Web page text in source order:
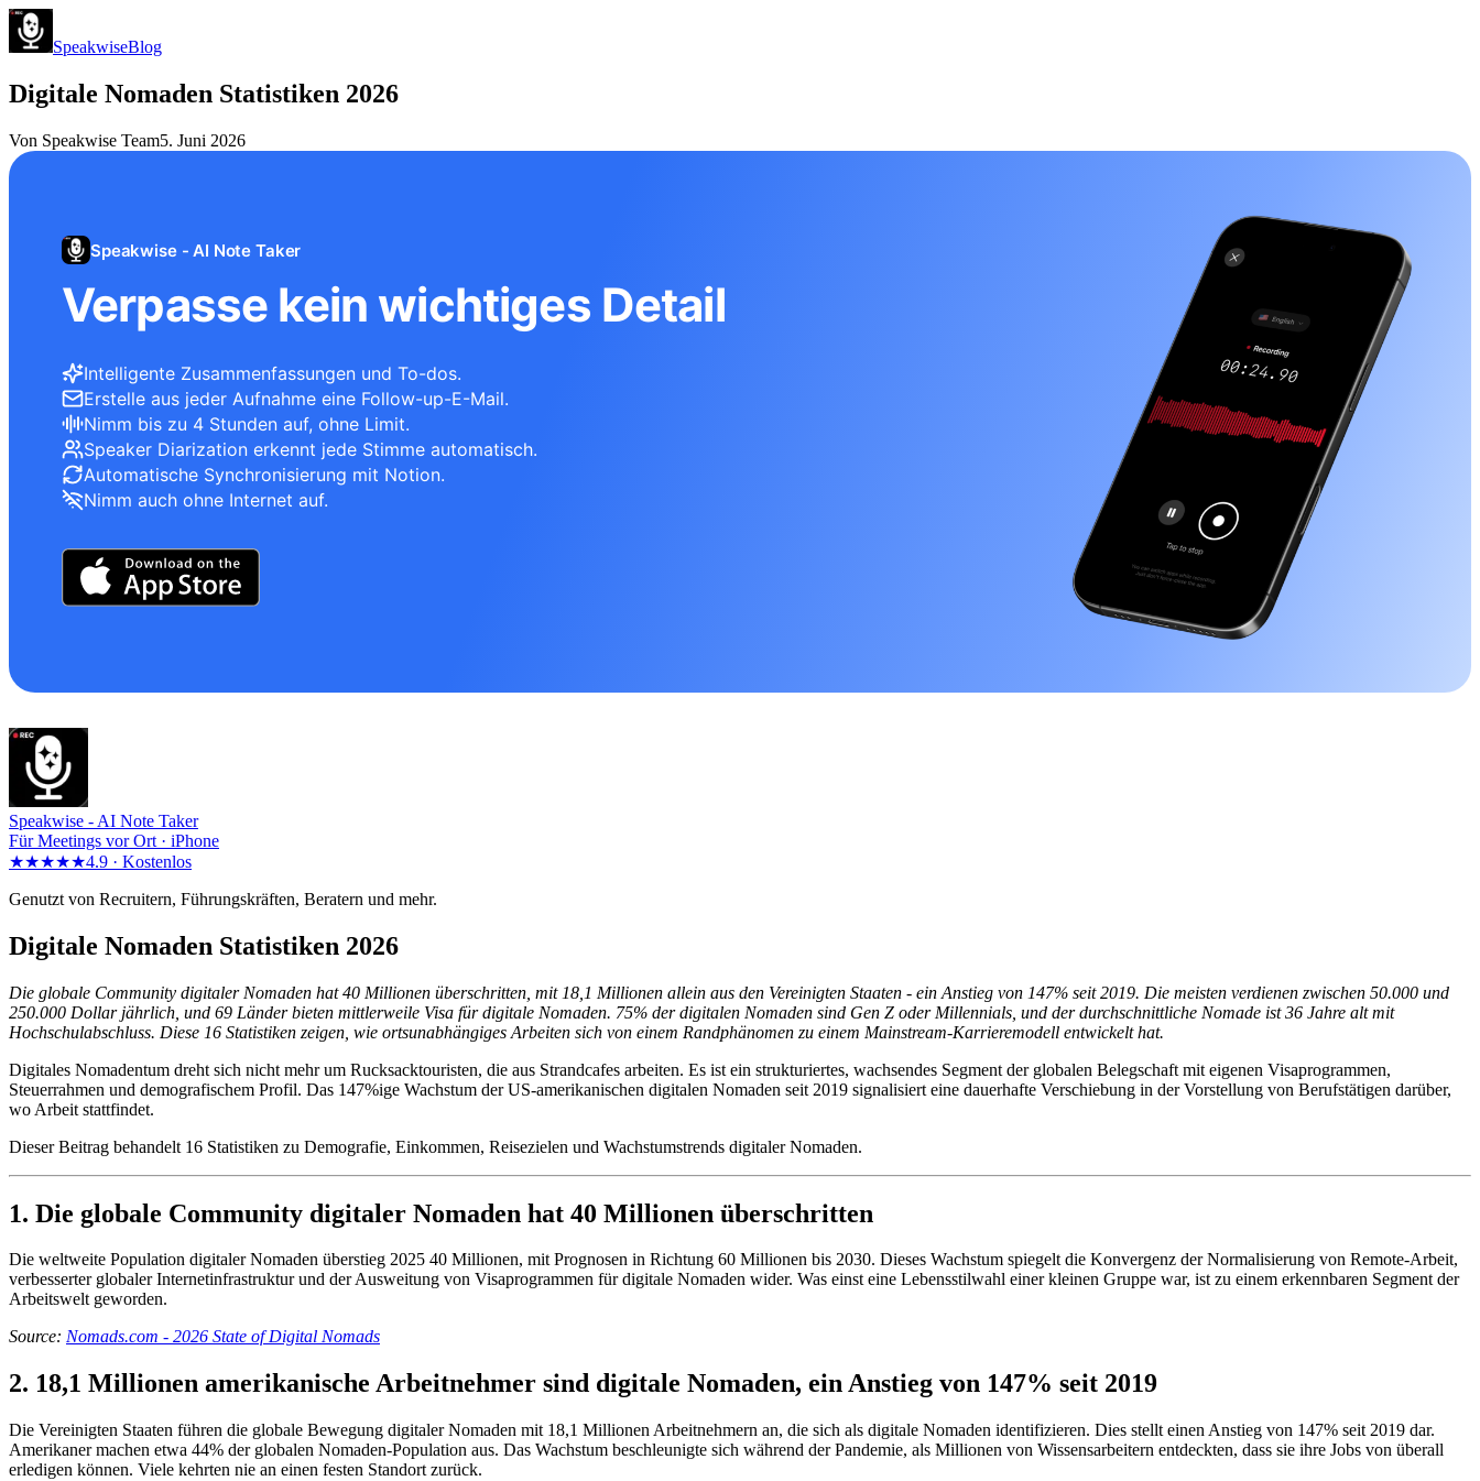
SpeakwiseBlog
Digitale Nomaden Statistiken 2026
Von Speakwise Team5. Juni 2026
Speakwise - AI Note Taker
Verpasse kein wichtiges Detail
Intelligente Zusammenfassungen und To-dos.
Erstelle aus jeder Aufnahme eine Follow-up-E-Mail.
Nimm bis zu 4 Stunden auf, ohne Limit.
Speaker Diarization erkennt jede Stimme automatisch.
Automatische Synchronisierung mit Notion.
Nimm auch ohne Internet auf.
Speakwise - AI Note Taker
Für Meetings vor Ort · iPhone
★★★★★4.9 · Kostenlos
Genutzt von Recruitern, Führungskräften, Beratern und mehr.
Digitale Nomaden Statistiken 2026
Die globale Community digitaler Nomaden hat 40 Millionen überschritten, mit 18,1 Millionen allein aus den Vereinigten Staaten - ein Anstieg von 147% seit 2019. Die meisten verdienen zwischen 50.000 und
250.000 Dollar jährlich, und 69 Länder bieten mittlerweile Visa für digitale Nomaden. 75% der digitalen Nomaden sind Gen Z oder Millennials, und der durchschnittliche Nomade ist 36 Jahre alt mit
Hochschulabschluss. Diese 16 Statistiken zeigen, wie ortsunabhängiges Arbeiten sich von einem Randphänomen zu einem Mainstream-Karrieremodell entwickelt hat.
Digitales Nomadentum dreht sich nicht mehr um Rucksacktouristen, die aus Strandcafes arbeiten. Es ist ein strukturiertes, wachsendes Segment der globalen Belegschaft mit eigenen Visaprogrammen,
Steuerrahmen und demografischem Profil. Das 147%ige Wachstum der US-amerikanischen digitalen Nomaden seit 2019 signalisiert eine dauerhafte Verschiebung in der Vorstellung von Berufstätigen darüber,
wo Arbeit stattfindet.
Dieser Beitrag behandelt 16 Statistiken zu Demografie, Einkommen, Reisezielen und Wachstumstrends digitaler Nomaden.
1. Die globale Community digitaler Nomaden hat 40 Millionen überschritten
Die weltweite Population digitaler Nomaden überstieg 2025 40 Millionen, mit Prognosen in Richtung 60 Millionen bis 2030. Dieses Wachstum spiegelt die Konvergenz der Normalisierung von Remote-Arbeit,
verbesserter globaler Internetinfrastruktur und der Ausweitung von Visaprogrammen für digitale Nomaden wider. Was einst eine Lebensstilwahl einer kleinen Gruppe war, ist zu einem erkennbaren Segment der
Arbeitswelt geworden.
Source: Nomads.com - 2026 State of Digital Nomads
2. 18,1 Millionen amerikanische Arbeitnehmer sind digitale Nomaden, ein Anstieg von 147% seit 2019
Die Vereinigten Staaten führen die globale Bewegung digitaler Nomaden mit 18,1 Millionen Arbeitnehmern an, die sich als digitale Nomaden identifizieren. Dies stellt einen Anstieg von 147% seit 2019 dar.
Amerikaner machen etwa 44% der globalen Nomaden-Population aus. Das Wachstum beschleunigte sich während der Pandemie, als Millionen von Wissensarbeitern entdeckten, dass sie ihre Jobs von überall
erledigen können. Viele kehrten nie an einen festen Standort zurück.